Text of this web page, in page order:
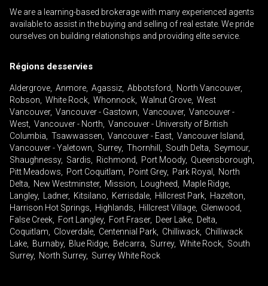
We are a learning-based brokerage with many experienced agents
available to assist in the buying and selling of real estate. We pride
ourselves on building relationships and providing elite service.
Régions desservies
Aldergrove, Anmore, Agassiz, Abbotsford, North Vancouver,
Robson, White Rock, Whonnock, Walnut Grove, West
Vancouver, Vancouver - Gastown, Vancouver, Vancouver -
West, Vancouver - North, Vancouver - University of British
Columbia, Tsawwassen, Vancouver - East, Vancouver Island,
Vancouver - Yaletown, Surrey, Thornhill, South Delta, Seymour,
Shaughnessy, Sardis, Richmond, Port Moody, Queensborough,
Pitt Meadows, Port Coquitlam, Point Grey, Park Royal, North
Delta, New Westminster, Mission, Lougheed, Maple Ridge,
Langley, Ladner, Kitsilano, Kerrisdale, Hillcrest Park, Hazelton,
Harrison Hot Springs, Highlands, Hillcrest Village, Glenwood,
False Creek, Fort Langley, Fort Fraser, Deer Lake, Delta,
Coquitlam, Cloverdale, Centennial Park, Chilliwack, Chilliwack
Lake, Burnaby, Blue Ridge, Belcarra, Surrey, White Rock, South
Surrey, North Surrey, Surrey White Rock